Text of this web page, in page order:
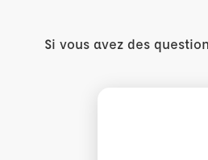
Si vous avez des